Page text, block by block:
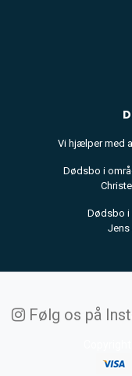
Vi hjælper med
Dødsbo i
Dødsbo i
Jens
Følg os på